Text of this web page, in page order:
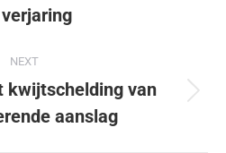
NEXT
kwijtschelding van
aanslag